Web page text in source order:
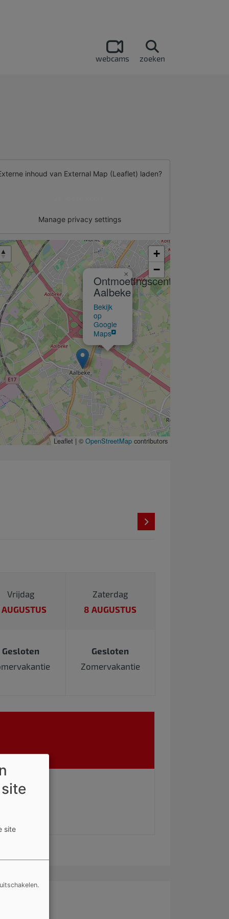
webcams zoeken
inhoud van External Map (Leaflet) laden?
Manage privacy settings
Ontmoetingscentrum
Aalbeke
Bekijk
op
Google
Maps
×
+
−
Leaflet | ©OpenStreetMap contributors
Vrijdag
Gesloten
Zaterdag
8 AUGUSTUS
Gesloten
Zomervakantie
site